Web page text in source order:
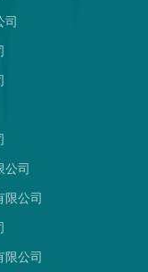
司
限公司
公司